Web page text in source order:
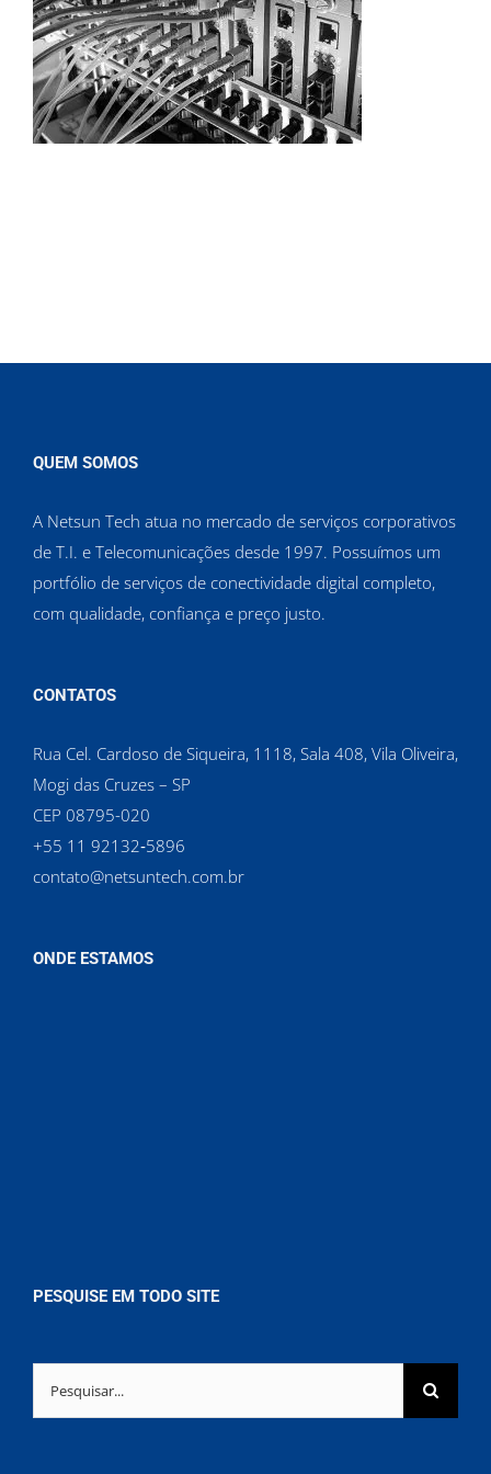
QUEM SOMOS
A Netsun Tech atua no mercado de serviços corporativos
de T.I. e Telecomunicações desde 1997. Possuímos um
portfólio de serviços de conectividade digital completo,
com qualidade, confiança e preço justo.
CONTATOS
Rua Cel. Cardoso de Siqueira, 1118, Sala 408, Vila Oliveira,
Mogi das Cruzes – SP
CEP 08795-020
‪+55 11 92132‑5896‬
contato@netsuntech.com.br
ONDE ESTAMOS
PESQUISE EM TODO SITE